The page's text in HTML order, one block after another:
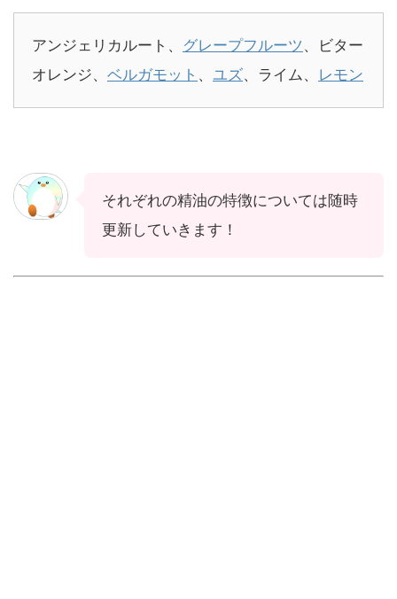
アンジェリカルート、 グレープフルーツ 、ビター
オレンジ、 ベルガモット 、 ユズ、ライム、 レモン
それぞれの精油の特徴については随時
更新していきます！